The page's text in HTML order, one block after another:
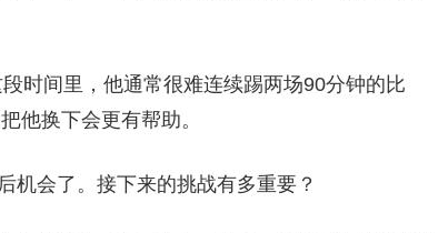
时间里，他通常很难连续踢两场90分钟的比
他换下会更有帮助。
机会了。接下来的挑战有多重要？